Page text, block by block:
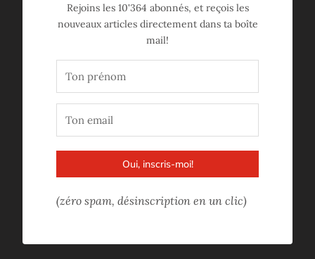
Rejoins les 10'364 abonnés, et reçois les
nouveaux articles directement dans ta boîte
mail!
Oui, inscris-moi!
(zéro spam, désinscription en un clic)